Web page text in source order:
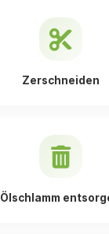
Zerschneiden
Ölschlamm